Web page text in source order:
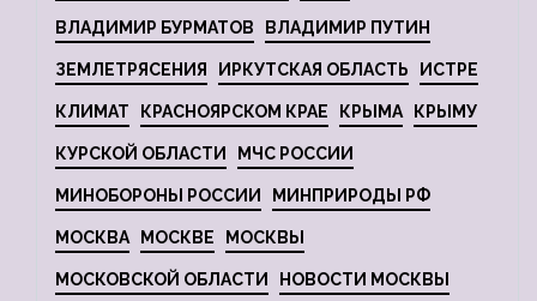
ВЛАДИМИР БУРМАТОВ ВЛАДИМИР ПУТИН
ЗЕМЛЕТРЯСЕНИЯ ИРКУТСКАЯ ОБЛАСТЬ ИСТРЕ
КЛИМАТ КРАСНОЯРСКОМ КРАЕ КРЫМА КРЫМУ
КУРСКОЙ ОБЛАСТИ МЧС РОССИИ
МИНОБОРОНЫ РОССИИ МИНПРИРОДЫ РФ
МОСКВА МОСКВЕ МОСКВЫ
МОСКОВСКОЙ ОБЛАСТИ НОВОСТИ МОСКВЫ